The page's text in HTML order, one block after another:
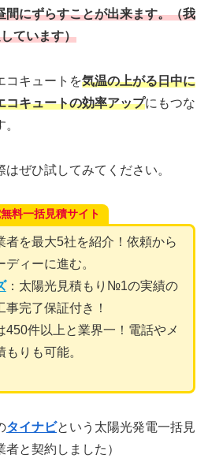
間にずらすことが出来ます。（我
ています）
コキュートを気温の上がる日中に
コキュートの効率アップにもつな
ぜひ試してみてください。
料一括見積サイト
者を最大5社を紹介！依頼から
ィーに進む。
：太陽光見積もり№1の実績の
完了保証付き！
450件以上と業界一！電話やメ
りも可能。
タイナビという太陽光発電一括見
と契約しました）